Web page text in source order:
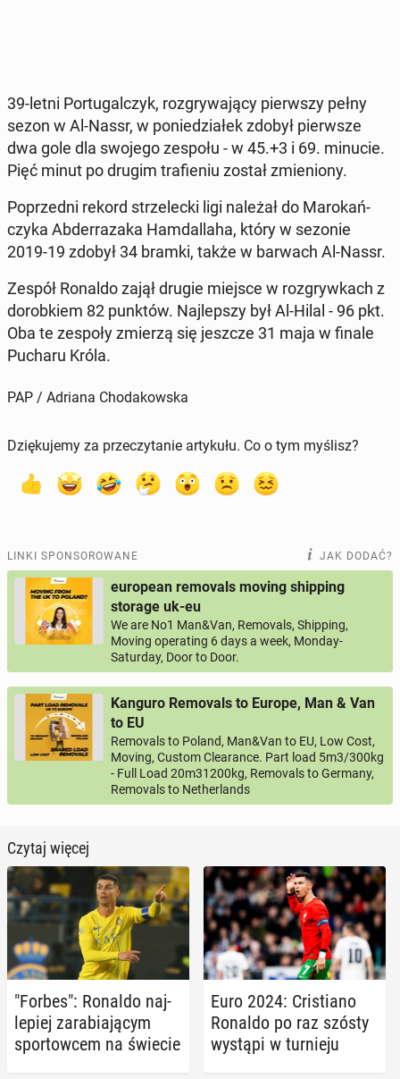
39-letni Por­tu­gal­czyk, roz­gry­wa­ją­cy pierw­szy pełny
sezon w Al-Nassr, w po­nie­dzia­łek zdobył pierw­sze
dwa gole dla swojego zespołu - w 45.+3 i 69. minucie.
Pięć minut po drugim tra­fie­niu został zmie­nio­ny.
Po­przed­ni rekord strze­lec­ki ligi należał do Ma­ro­kań­
czy­ka Ab­der­ra­za­ka Ham­dal­la­ha, który w sezonie
2019-19 zdobył 34 bramki, także w barwach Al-Nassr.
Zespół Ronaldo zajął drugie miejsce w roz­gryw­kach z
do­rob­kiem 82 punktów. Naj­lep­szy był Al-Hilal - 96 pkt.
Oba te zespoły zmierzą się jeszcze 31 maja w finale
Pucharu Króla.
PAP / Adriana Chodakowska
Dziękujemy za przeczytanie artykułu. Co o tym myślisz?
LINKI SPONSOROWANE JAK DODAĆ?
european removals moving shipping
storage uk-eu
We are No1 Man&Van, Removals, Shipping,
Moving operating 6 days a week, Monday-
Saturday, Door to Door.
Kanguro Removals to Europe, Man & Van
to EU
Removals to Poland, Man&Van to EU, Low Cost,
Moving, Custom Clearance. Part load 5m3/300kg
- Full Load 20m31200kg, Removals to Germany,
Removals to Netherlands
Czytaj więcej
"Forbes": Ronaldo naj­
le­piej za­ra­bia­ją­cym
spor­tow­cem na świecie
Euro 2024: Cri­stia­no
Ronaldo po raz szósty
wystąpi w tur­nie­ju